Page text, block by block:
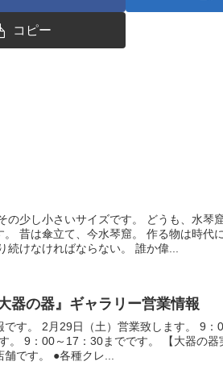
コピー
の少し小さいサイズです。 どうも、水琴
昔は傘立て、今水琴窟。 作る物は時代
続けなければならない。 誰か偉...
器の器』ギャラリー営業情報
す。 2月29日（土）営業致します。 9：
。 9：00～17：30までです。 【大器の器
です。 ●各種クレ...